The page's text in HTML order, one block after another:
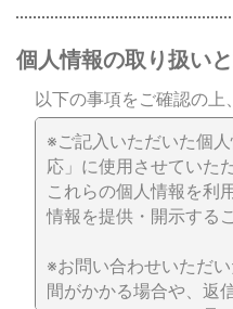
個人情報の取り扱い
以下の事項をご確認の上
※ご記入いただいた個
応」に使用させていた
これらの個人情報を利
情報を提供・開示する
※お問い合わせいただ
間がかかる場合や、返